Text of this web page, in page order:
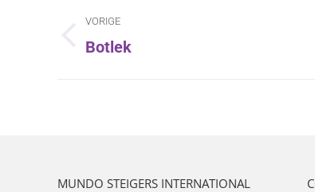
navigatie
VORIGE
Vorig
Botlek
MUNDO STEIGERS INTERNATIONAL